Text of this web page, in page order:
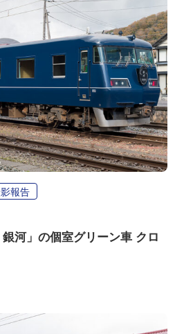
報告
河」の個室グリーン車 クロ